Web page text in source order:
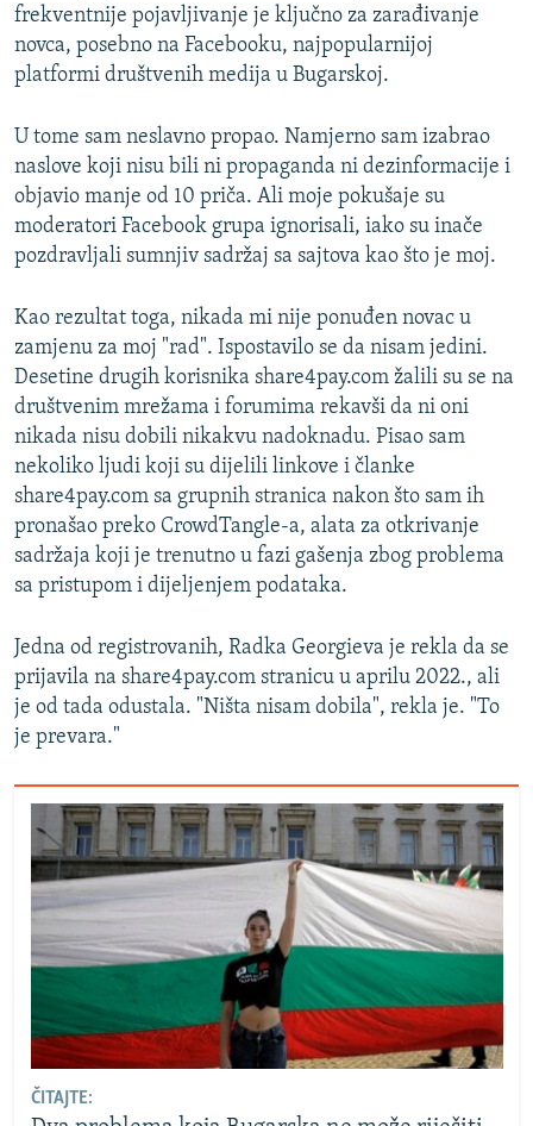
frekventnije pojavljivanje je ključno za zarađivanje
novca, posebno na Facebooku, najpopularnijoj
platformi društvenih medija u Bugarskoj.
U tome sam neslavno propao. Namjerno sam izabrao
naslove koji nisu bili ni propaganda ni dezinformacije i
objavio manje od 10 priča. Ali moje pokušaje su
moderatori Facebook grupa ignorisali, iako su inače
pozdravljali sumnjiv sadržaj sa sajtova kao što je moj.
Kao rezultat toga, nikada mi nije ponuđen novac u
zamjenu za moj "rad". Ispostavilo se da nisam jedini.
Desetine drugih korisnika share4pay.com žalili su se na
društvenim mrežama i forumima rekavši da ni oni
nikada nisu dobili nikakvu nadoknadu. Pisao sam
nekoliko ljudi koji su dijelili linkove i članke
share4pay.com sa grupnih stranica nakon što sam ih
pronašao preko CrowdTangle-a, alata za otkrivanje
sadržaja koji je trenutno u fazi gašenja zbog problema
sa pristupom i dijeljenjem podataka.
Jedna od registrovanih, Radka Georgieva je rekla da se
prijavila na share4pay.com stranicu u aprilu 2022., ali
je od tada odustala. "Ništa nisam dobila", rekla je. "To
je prevara."
ČITAJTE: